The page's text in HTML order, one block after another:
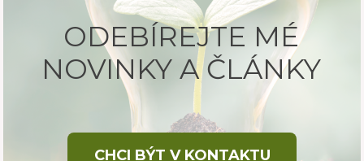
ODEBÍREJTE MÉ
NOVINKY A ČLÁNKY
CHCI BÝT V KONTAKTU